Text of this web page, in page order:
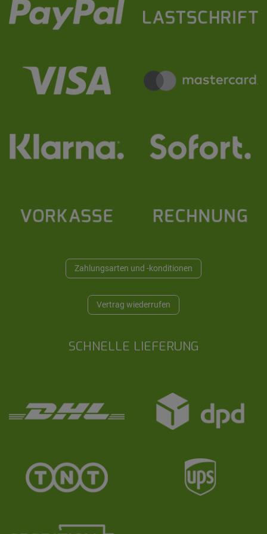
Zahlungsarten und -konditionen
Vertrag wiederrufen
SCHNELLE LIEFERUNG